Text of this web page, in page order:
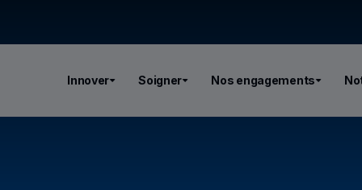
Innover Soigner Nos engagements